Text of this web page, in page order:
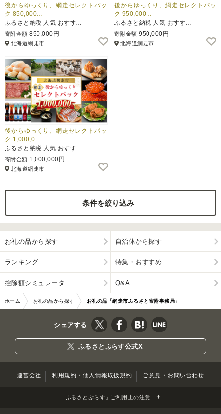
後からゆっくり、網走セレクトパッ
ク 850,000…
ふるさと納税 人気 おすす…
寄附金額 850,000円
北海道網走市
後からゆっくり、網走セレクトパッ
ク 950,000…
ふるさと納税 人気 おすす…
寄附金額 950,000円
北海道網走市
後からゆっくり、網走セレクトパッ
ク 1,000,0…
ふるさと納税 人気 おすす…
寄附金額 1,000,000円
北海道網走市
条件を絞り込み
お礼の品から探す 自治体から探す
ランキング 特集・おすすめ
控除額シミュレータ Q&A
ホーム お礼の品から探す お礼の品「網走市ふるさと寄附事務局」
シェアする
ふるさとぷらす公式X
運営会社 利用規約・個人情報取扱規約 ご意見・お問い合わせ
「ふるさとぷらす」ご利用上の注意